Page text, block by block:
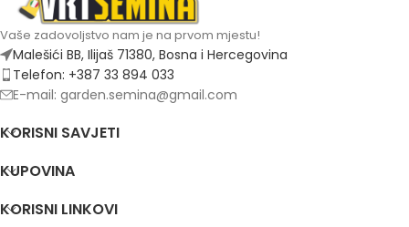
Vaše zadovoljstvo nam je na prvom mjestu!
Malešići BB, Ilijaš 71380, Bosna i Hercegovina
Telefon: +387 33 894 033
E-mail: garden.semina@gmail.com
KORISNI SAVJETI
KUPOVINA
KORISNI LINKOVI